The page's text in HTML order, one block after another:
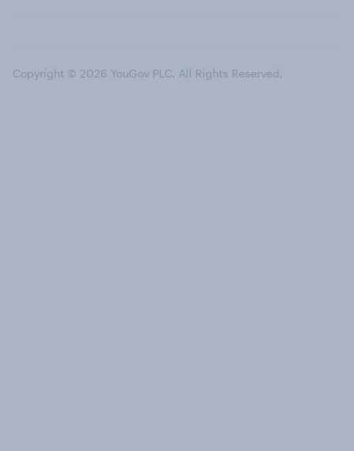
Copyright © 2026 YouGov PLC. All Rights Reserved.